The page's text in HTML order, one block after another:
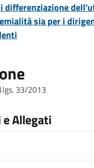
differenziazione
sia per i
33/2013
Allegati